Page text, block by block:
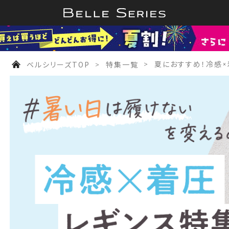
ベルシリーズTOP 特集一覧 夏におすすめ！冷感